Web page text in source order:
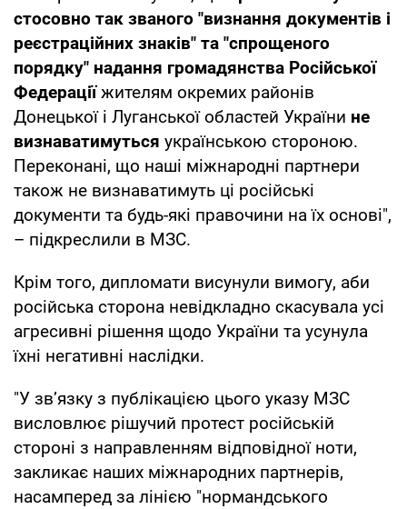
стосовно так званого "визнання документів і
реєстраційних знаків" та "спрощеного
порядку" надання громадянства Російської
Федераціїжителям окремих районів
Донецької і Луганської областей України не
визнаватимуться українською стороною.
Переконані, що наші міжнародні партнери
також не визнаватимуть ці російські
документи та будь-які правочини на їх основі",
– підкреслили в МЗС.
Крім того, дипломати висунули вимогу, аби
російська сторона невідкладно скасувала усі
агресивні рішення щодо України та усунула
їхні негативні наслідки.
"У зв’язку з публікацією цього указу МЗС
висловлює рішучий протест російській
стороні з направленням відповідної ноти,
закликає наших міжнародних партнерів,
насамперед за лінією "нормандського